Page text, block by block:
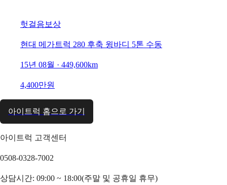
헛걸음보상
현대 메가트럭 280 후축 윙바디 5톤 수동
15년 08월 · 449,600km
4,400만원
아이트럭 홈으로 가기
아이트럭 고객센터
0508-0328-7002
상담시간: 09:00 ~ 18:00(주말 및 공휴일 휴무)